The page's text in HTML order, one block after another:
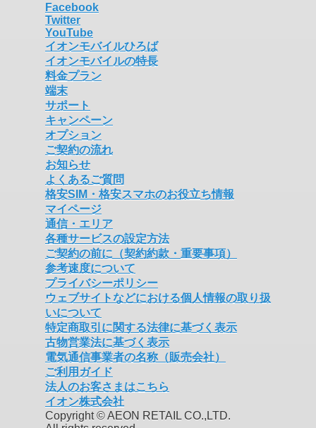
Facebook
Twitter
YouTube
イオンモバイルひろば
イオンモバイルの特長
料金プラン
端末
サポート
キャンペーン
オプション
ご契約の流れ
お知らせ
よくあるご質問
格安SIM・格安スマホのお役立ち情報
マイページ
通信・エリア
各種サービスの設定方法
ご契約の前に（契約約款・重要事項）
参考速度について
プライバシーポリシー
ウェブサイトなどにおける個人情報の取り扱
いについて
特定商取引に関する法律に基づく表示
古物営業法に基づく表示
電気通信事業者の名称（販売会社）
ご利用ガイド
法人のお客さまはこちら
イオン株式会社
Copyright © AEON RETAIL CO.,LTD.